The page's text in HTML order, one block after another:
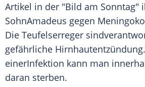
Artikel in der "Bild am Sonntag"
SohnAmadeus gegen
Die Teufelserreger
gefährliche Hirnhautentzündung
einerInfektion kann man
daran sterben.